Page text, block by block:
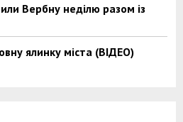
Вербну неділю разом із
ялинку міста (ВІДЕО)